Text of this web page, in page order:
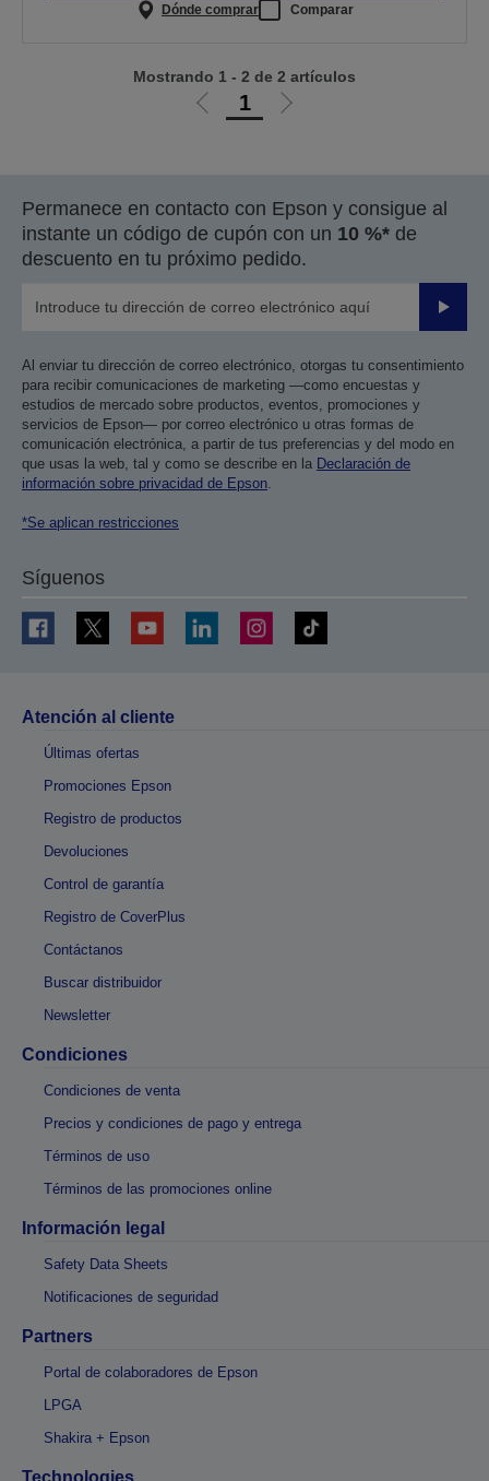
Dónde comprar Comparar
Ir
anterior
1
Ir
siguiente
Mostrando 1 - 2 de 2 artículos
Permanece en contacto con Epson y consigue al
instante un código de cupón con un 10 %* de
descuento en tu próximo pedido.
Enviar
Al enviar tu dirección de correo electrónico, otorgas tu consentimiento
para recibir comunicaciones de marketing —como encuestas y
estudios de mercado sobre productos, eventos, promociones y
servicios de Epson— por correo electrónico u otras formas de
comunicación electrónica, a partir de tus preferencias y del modo en
que usas la web, tal y como se describe en la Declaración de
información sobre privacidad de Epson.
*Se aplican restricciones
Síguenos
Atención al cliente
Últimas ofertas
Promociones Epson
Registro de productos
Devoluciones
Control de garantía
Registro de CoverPlus
Contáctanos
Buscar distribuidor
Newsletter
Condiciones
Condiciones de venta
Precios y condiciones de pago y entrega
Términos de uso
Términos de las promociones online
Información legal
Safety Data Sheets
Notificaciones de seguridad
Partners
Portal de colaboradores de Epson
LPGA
Shakira + Epson